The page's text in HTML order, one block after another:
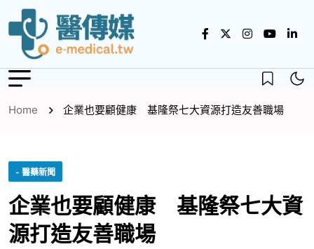
Home 企業也要顧健康 基隆祭七大資源打造友善職場
- 醫藥新聞
企業也要顧健康 基隆祭七大資
源打造友善職場